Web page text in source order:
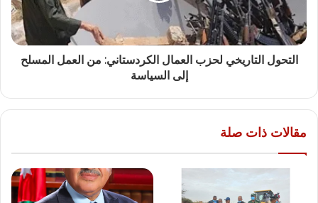
التحول التاريخي لحزب العمال الكردستاني: من العمل المسلح
إلى السياسة
مقالات ذات صلة